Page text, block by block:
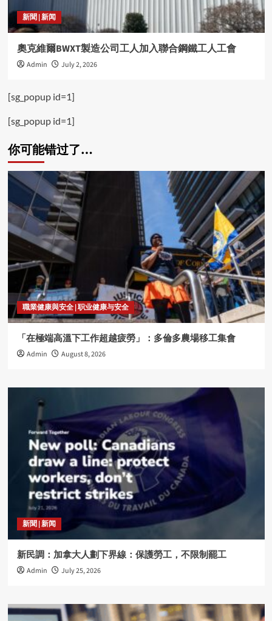
新聞 | 新闻
奧克維爾BWXT製造公司工人加入聯合鋼鐵工人工會
Admin July 2, 2026
[sg_popup id=1]
[sg_popup id=1]
你可能错过了…
職業健康與安全 | 职业健康与安全
「在極端高溫下工作超越疲勞」：多倫多農場移工集會
Admin August 8, 2026
新聞 | 新闻
新民調：加拿大人劃下界線：保護勞工，不限制罷工
Admin July 25, 2026